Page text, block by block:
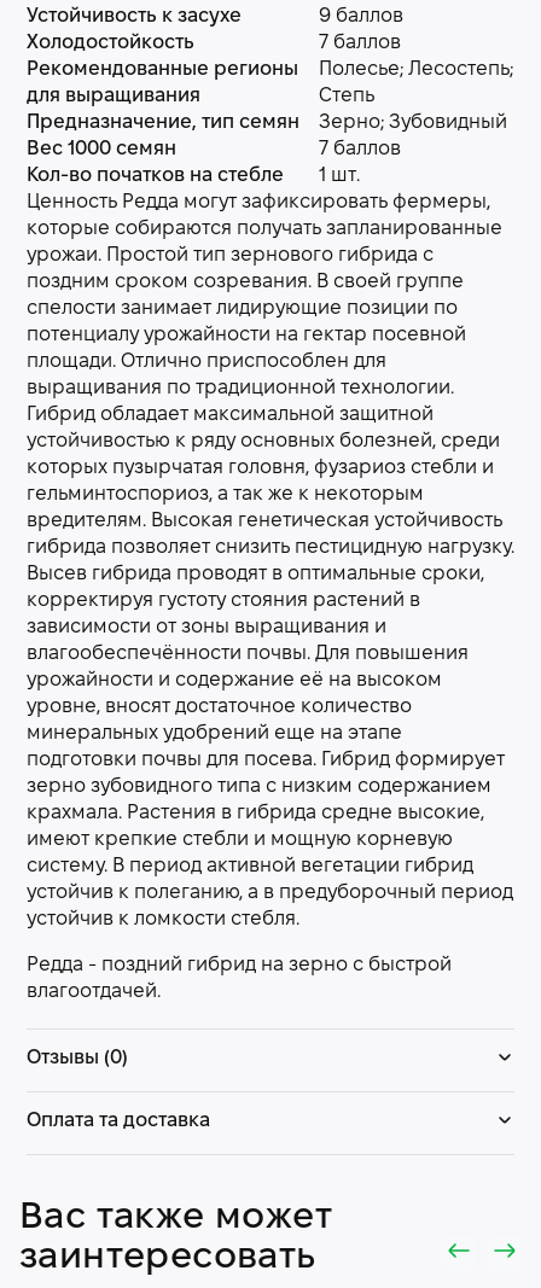
Устойчивость к засухе
9 баллов
Холодостойкость
7 баллов
Рекомендованные регионы
для выращивания
Полесье; Лесостепь;
Степь
Предназначение, тип семян
Зерно; Зубовидный
Вес 1000 семян
7 баллов
Кол-во початков на стебле
1 шт.
Ценность Редда могут зафиксировать фермеры,
которые собираются получать запланированные
урожаи. Простой тип зернового гибрида с
поздним сроком созревания. В своей группе
спелости занимает лидирующие позиции по
потенциалу урожайности на гектар посевной
площади. Отлично приспособлен для
выращивания по традиционной технологии.
Гибрид обладает максимальной защитной
устойчивостью к ряду основных болезней, среди
которых пузырчатая головня, фузариоз стебли и
гельминтоспориоз, а так же к некоторым
вредителям. Высокая генетическая устойчивость
гибрида позволяет снизить пестицидную нагрузку.
Высев гибрида проводят в оптимальные сроки,
корректируя густоту стояния растений в
зависимости от зоны выращивания и
влагообеспечённости почвы. Для повышения
урожайности и содержание её на высоком
уровне, вносят достаточное количество
минеральных удобрений еще на этапе
подготовки почвы для посева. Гибрид формирует
зерно зубовидного типа с низким содержанием
крахмала. Растения в гибрида средне высокие,
имеют крепкие стебли и мощную корневую
систему. В период активной вегетации гибрид
устойчив к полеганию, а в предуборочный период
устойчив к ломкости стебля.
Редда - поздний гибрид на зерно с быстрой
влагоотдачей.
Отзывы (0)
Оплата та доставка
Вас также может
заинтересовать